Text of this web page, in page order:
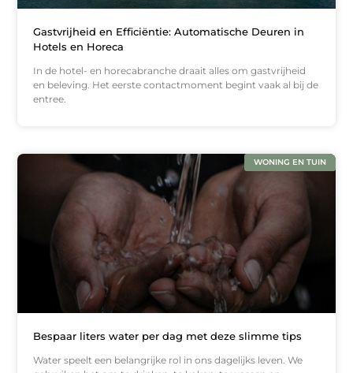
Gastvrijheid en Efficiëntie: Automatische Deuren in
Hotels en Horeca
In de hotel- en horecabranche draait alles om gastvrijheid
en beleving. Het eerste contactmoment begint vaak al bij de
entree.
WONING EN TUIN
Bespaar liters water per dag met deze slimme tips
Water speelt een belangrijke rol in ons dagelijks leven. We